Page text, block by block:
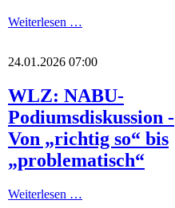
Weiterlesen …
24.01.2026 07:00
WLZ: NABU-
Podiumsdiskussion -
Von „richtig so“ bis
„problematisch“
Weiterlesen …